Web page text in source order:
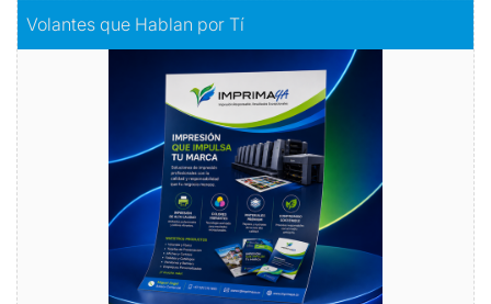
Volantes que Hablan por Tí
Volantes con Amor
Comprar
Comprar